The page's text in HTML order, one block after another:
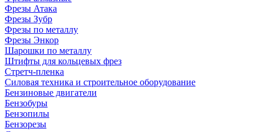
Фрезы Атака
Фрезы Зубр
Фрезы по металлу
Фрезы Энкор
Шарошки по металлу
Штифты для кольцевых фрез
Стретч-пленка
Силовая техника и строительное оборудование
Бензиновые двигатели
Бензобуры
Бензопилы
Бензорезы